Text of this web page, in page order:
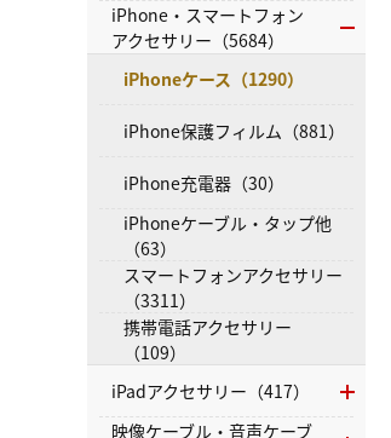
iPhone・スマートフォン
アクセサリー（5684）
iPhoneケース（1290）
iPhone保護フィルム（881）
iPhone充電器（30）
iPhoneケーブル・タップ他
（63）
スマートフォンアクセサリー
（3311）
携帯電話アクセサリー
（109）
iPadアクセサリー（417）
映像ケーブル・音声ケーブ